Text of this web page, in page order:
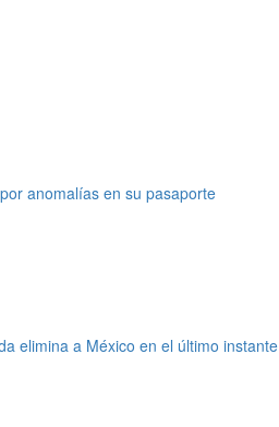
anomalías en su pasaporte
elimina a México en el último instante